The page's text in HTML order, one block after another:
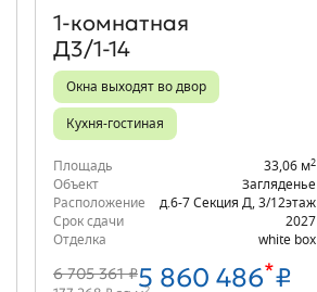
1‑комнатная
Д3/1-14
Окна выходят во двор
Кухня-гостиная
Площадь 33,06 м2
Объект
Загляденье
Расположение
д.6-7 Секция Д 3/12этаж
Срок сдачи
2027
Отделка
white box
6 705 361 ₽5 860 486*₽
2